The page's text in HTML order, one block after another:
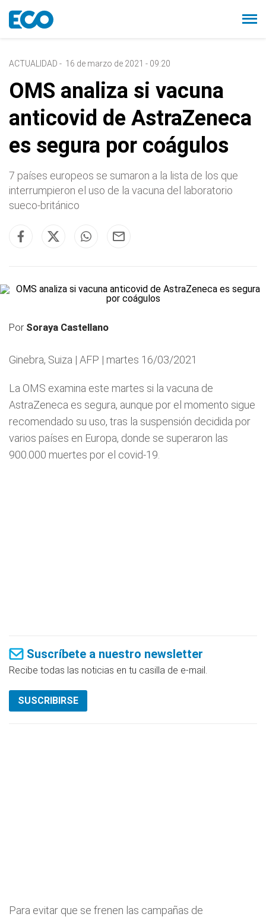
ACTUALIDAD - 16 de marzo de 2021 - 09:20
OMS analiza si vacuna
anticovid de AstraZeneca
es segura por coágulos
7 países europeos se sumaron a la lista de los que
interrumpieron el uso de la vacuna del laboratorio
sueco-británico
Por Soraya Castellano
Ginebra, Suiza | AFP | martes 16/03/2021
La OMS examina este martes si la vacuna de
AstraZeneca es segura, aunque por el momento sigue
recomendado su uso, tras la suspensión decidida por
varios países en Europa, donde se superaron las
900.000 muertes por el covid-19.
Suscríbete a nuestro newsletter
Recibe todas las noticias en tu casilla de e-mail.
SUSCRIBIRSE
Para evitar que se frenen las campañas de